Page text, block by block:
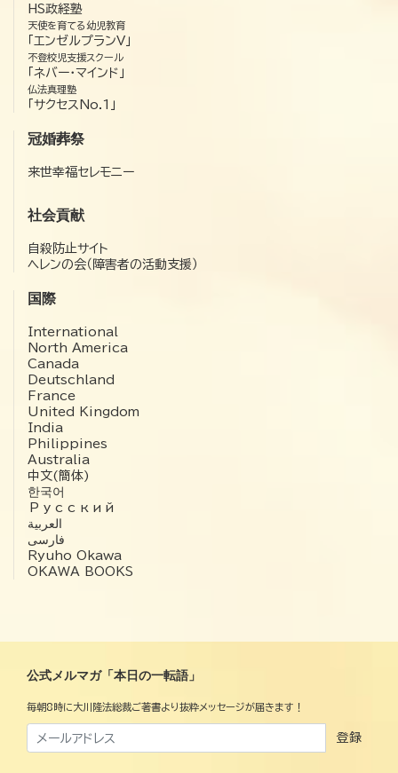
HS政経塾
天使を育てる幼児教育
「エンゼルプランV」
不登校児支援スクール
「ネバー・マインド」
仏法真理塾
「サクセスNo.1」
冠婚葬祭
来世幸福セレモニー
社会貢献
自殺防止サイト
ヘレンの会（障害者の活動支援）
国際
International
North America
Canada
Deutschland
France
United Kingdom
India
Philippines
Australia
中文(簡体)
한국어
Русский
العربية‏
فارسی
Ryuho Okawa
OKAWA BOOKS
公式メルマガ「本日の一転語」
毎朝8時に大川隆法総裁ご著書より抜粋メッセージが届きます！
登録